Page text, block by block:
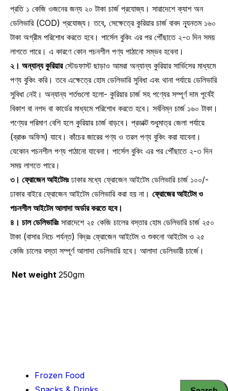
প্রতি ১ কেজি ওজনের জন্য ২০ টাকা চার্জ প্রযোজ্য। সারাদেশে ক্যাশ অন
ডেলিভারি (COD) প্রযোজ্য। তবে, সেক্ষেত্রে কুরিয়ার চার্জ বাবদ ন্যূনতম ১৬০
টাকা অগ্রীম পরিশোধ করতে হবে। পার্সেল বুকিং এর পর পৌঁছাতে ২-৩ দিন সময়
লাগতে পারে। এ কারণে কোন পচনশীল পণ্য পাঠানো সম্ভব হবেনা।
২। অন্যান্য কুরিয়ারস্টেডফাস্ট ছাড়াও আমরা অন্যান্য কুরিয়ার সার্ভিসের মাধ্যমে
পণ্য বুকিং করি। তবে এক্ষেত্রে হোম ডেলিভারি সুবিধা এবং থানা পর্যায়ে ডেলিভারি
সুবিধা নেই। অন্যান্য শর্তগুলো হলো- কুরিয়ার চার্জ সহ পণ্যের সম্পূর্ণ দাম পূর্বেই
বিকাশ বা নগদ বা কার্ডের মাধ্যমে পরিশোধ করতে হবে। সর্বনিম্ন চার্জ ১৬০ টাকা।
পণ্যের পরিমাণ বেশি হলে কুরিয়ার চার্জ বাড়বে। প্রডাক্ট শুধুমাত্র জেলা পর্যায়ে
(ব্রাঞ্চ অফিস) যাবে। কাঁচের জারের পণ্য ও তরল পণ্য বুকিং করা যাবেনা।
যেকোন পচনশীল পণ্য পাঠানো যাবেনা। পার্সেল বুকিং এর পর পৌঁছাতে ২-৩ দিন
সময় লাগতে পারে।
৩। ফ্রোজেন আইটেমঃঢাকার মধ্যে ফ্রোজেন আইটেম ডেলিভারি চার্জ ১০০/-
ঢাকার বাইরে ফ্রোজেন আইটেম ডেলিভারি করা হয় না। ফ্রোজের আইটেম ও
পচনশীল আইটেম আলাদা অর্ডার করতে হবে।
৪। চাল ডেলিভারিঃসারাদেশে ২৫ কেজি চালের বস্তার হোম ডেলিভারি চার্জ ২৫০
টাকা (বাসার নিচে পর্যন্ত) বিদ্রঃ ফ্রোজেন আইটেম ও শুকনো আইটেম ও ২৫
কেজি চালের বস্তা সম্পূর্ণ আলাদা ডেলিভারি হবে। আলাদা ডেলিভারী চার্জে।
Net weight 250gm
Frozen Food